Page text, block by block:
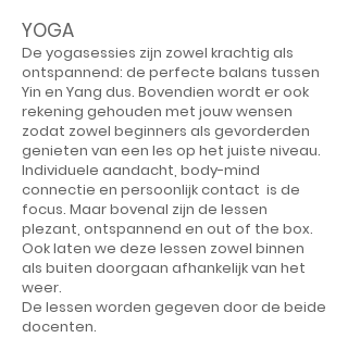
YOGA
De yogasessies zijn zowel krachtig als
ontspannend: de perfecte balans tussen
Yin en Yang dus. Bovendien wordt er ook
rekening gehouden met jouw wensen
zodat zowel beginners als gevorderden
genieten van een les op het juiste niveau.
Individuele aandacht, body-mind
connectie en persoonlijk contact is de
focus. Maar bovenal zijn de lessen
plezant, ontspannend en out of the box.
Ook laten we deze lessen zowel binnen
als buiten doorgaan afhankelijk van het
weer.
De lessen worden gegeven door de beide
docenten.